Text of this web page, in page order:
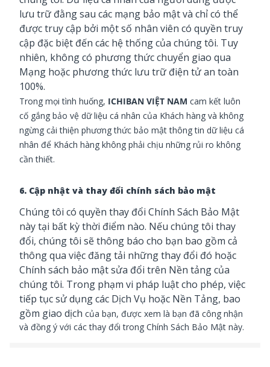
lưu trữ đằng sau các mạng bảo mật và chỉ có thể
được truy cập bởi một số nhân viên có quyền truy
cập đặc biệt đến các hệ thống của chúng tôi. Tuy
nhiên, không có phương thức chuyển giao qua
Mạng hoặc phương thức lưu trữ điện tử an toàn
100%.
Trong mọi tình huống, ICHIBAN VIỆT NAM cam kết luôn
cố gắng bảo vệ dữ liệu cá nhân của Khách hàng và không
ngừng cải thiện phương thức bảo mật thông tin dữ liệu cá
nhân để Khách hàng không phải chịu những rủi ro không
cần thiết.
6. Cập nhật và thay đổi chính sách bảo mật
Chúng tôi có quyền thay đổi Chính Sách Bảo Mật
này tại bất kỳ thời điểm nào. Nếu chúng tôi thay
đổi, chúng tôi sẽ thông báo cho bạn bao gồm cả
thông qua việc đăng tải những thay đổi đó hoặc
Chính sách bảo mật sửa đổi trên Nền tảng của
chúng tôi. Trong phạm vi pháp luật cho phép, việc
tiếp tục sử dụng các Dịch Vụ hoặc Nền Tảng, bao
gồm giao dịch của bạn, được xem là bạn đã công nhận
và đồng ý với các thay đổi trong Chính Sách Bảo Mật này.